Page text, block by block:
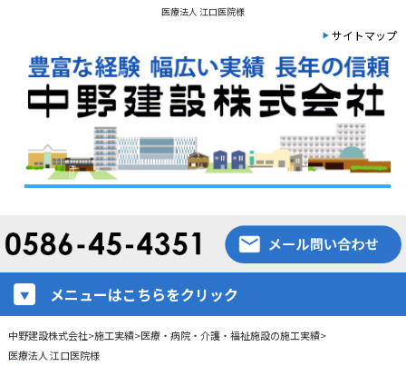
医療法人 江口医院様
サイトマップ
メニューはこちらをクリック
中野建設株式会社>施工実績>医療・病院・介護・福祉施設の施工実績>
医療法人 江口医院様